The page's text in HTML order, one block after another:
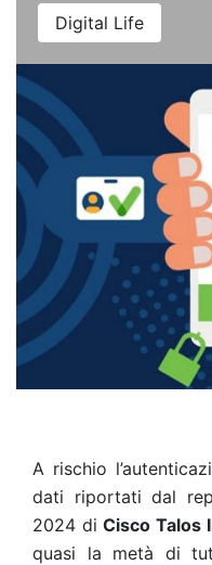
Digital Life
A rischio
dati riportati dal
2024 diCisco Talos
quasi la metà di